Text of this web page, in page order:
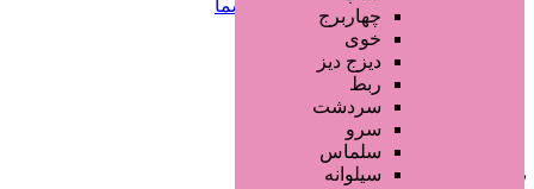
چهاربرج
خوی
دیزج دیز
ربط
سردشت
سرو
سلماس
سیلوانه
صفحه اختصاصی کسب و کار شما
ثبت آگهی انبوه تبلیغاتی
سفارش رپورتاژ آگهی
طراحی سایت : ققنوس پارس
02191304320